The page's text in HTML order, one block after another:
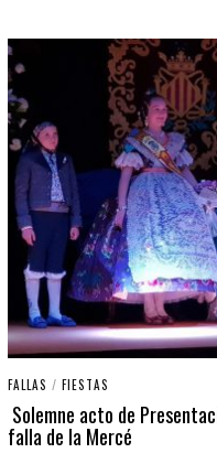
FALLAS / FIESTAS
Solemne acto de
falla de la Mercé